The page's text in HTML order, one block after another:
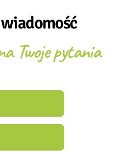
Twoje pytania